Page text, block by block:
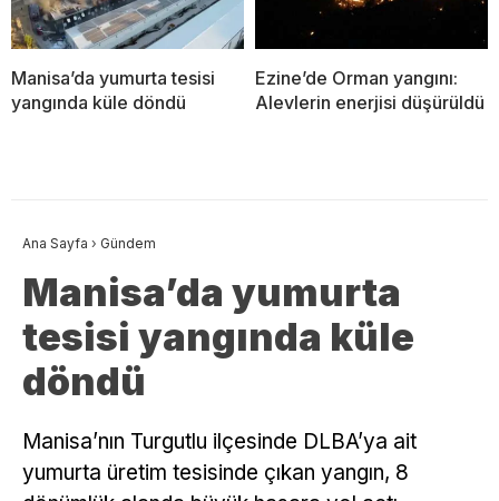
Manisa’da yumurta tesisi
yangında küle döndü
Ezine’de Orman yangını:
Alevlerin enerjisi düşürüldü
Ana Sayfa › Gündem
Manisa’da yumurta
tesisi yangında küle
döndü
Manisa’nın Turgutlu ilçesinde DLBA’ya ait
yumurta üretim tesisinde çıkan yangın, 8